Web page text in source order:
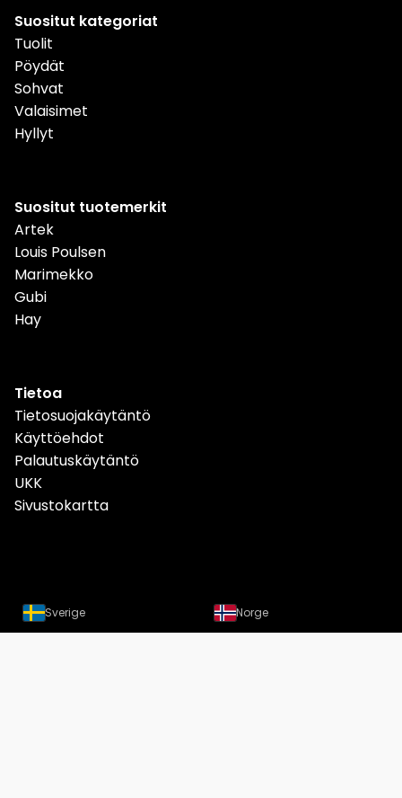
Suositut kategoriat
Tuolit
Pöydät
Sohvat
Valaisimet
Hyllyt
Suositut tuotemerkit
Artek
Louis Poulsen
Marimekko
Gubi
Hay
Tietoa
Tietosuojakäytäntö
Käyttöehdot
Palautuskäytäntö
UKK
Sivustokartta
Sverige Norge